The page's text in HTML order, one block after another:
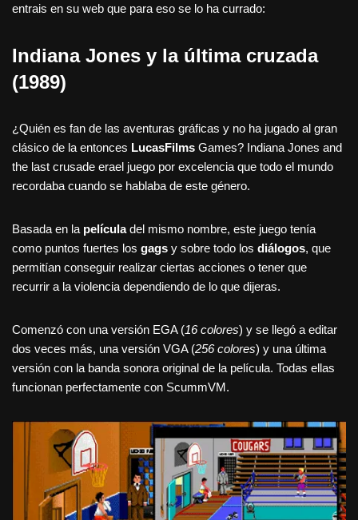
entrais en su web que para eso se lo ha currado:
Indiana Jones y la última cruzada
(1989)
¿Quién es fan de las aventuras gráficas y no ha jugado al gran
clásico de la entonces LucasFilms Games? Indiana Jones and
the last crusade erael juego por excelencia que todo el mundo
recordaba cuando se hablaba de este género.
Basada en la películadel mismo nombre, este juego tenía
como puntos fuertes los gags y sobre todo los diálogos, que
permitían conseguir realizar ciertas acciones o tener que
recurrir a la violencia dependiendo de lo que dijeras.
Comenzó con una versión EGA (16 colores) y se llegó a editar
dos veces más, una versión VGA (256 colores) y una última
versión con la banda sonora original de la película. Todas ellas
funcionan perfectamente con ScummVM.